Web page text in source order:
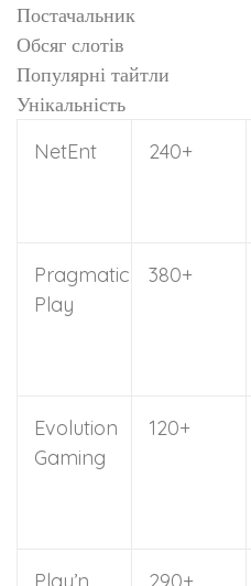
Постачальник
Обсяг слотів
Популярні тайтли
Унікальність
NetEnt
240+
Pragmatic
Play
380+
Evolution
Gaming
120+